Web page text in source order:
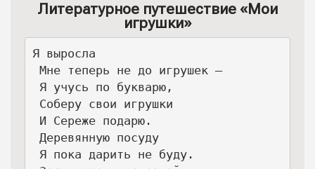
Литературное путешествие «Мои
игрушки»
Я выросла